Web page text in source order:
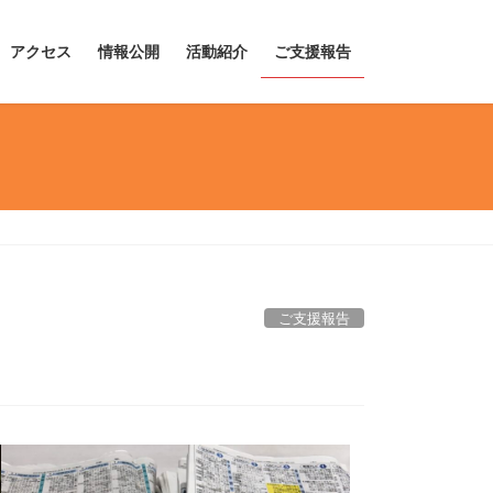
アクセス 情報公開 活動紹介 ご支援報告
ご支援報告